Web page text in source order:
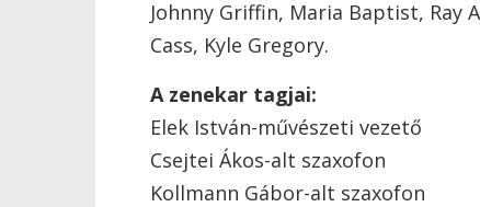
Johnny Griffin, Maria Baptist, Ray
Cass, Kyle Gregory.
A zenekar tagjai:
Elek István-művészeti vezető
Csejtei Ákos-alt szaxofon
Kollmann Gábor-alt szaxofon